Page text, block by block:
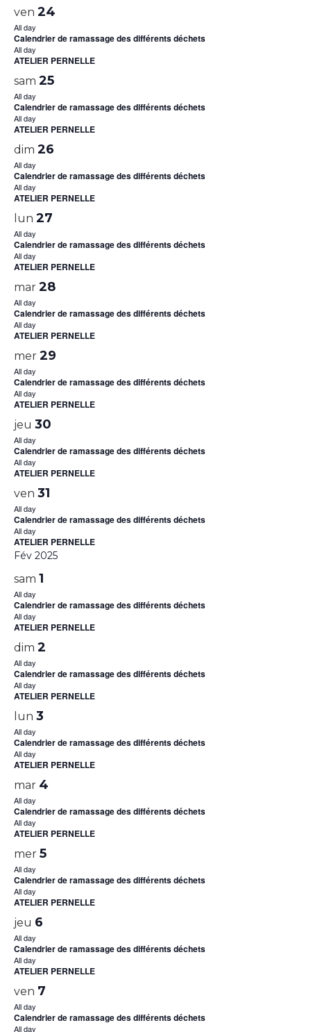
ven 24
All day
Calendrier de ramassage des différents déchets
All day
ATELIER PERNELLE
sam 25
All day
Calendrier de ramassage des différents déchets
All day
ATELIER PERNELLE
dim 26
All day
Calendrier de ramassage des différents déchets
All day
ATELIER PERNELLE
lun 27
All day
Calendrier de ramassage des différents déchets
All day
ATELIER PERNELLE
mar 28
All day
Calendrier de ramassage des différents déchets
All day
ATELIER PERNELLE
mer 29
All day
Calendrier de ramassage des différents déchets
All day
ATELIER PERNELLE
jeu 30
All day
Calendrier de ramassage des différents déchets
All day
ATELIER PERNELLE
ven 31
All day
Calendrier de ramassage des différents déchets
All day
ATELIER PERNELLE
Fév 2025
sam 1
All day
Calendrier de ramassage des différents déchets
All day
ATELIER PERNELLE
dim 2
All day
Calendrier de ramassage des différents déchets
All day
ATELIER PERNELLE
lun 3
All day
Calendrier de ramassage des différents déchets
All day
ATELIER PERNELLE
mar 4
All day
Calendrier de ramassage des différents déchets
All day
ATELIER PERNELLE
mer 5
All day
Calendrier de ramassage des différents déchets
All day
ATELIER PERNELLE
jeu 6
All day
Calendrier de ramassage des différents déchets
All day
ATELIER PERNELLE
ven 7
All day
Calendrier de ramassage des différents déchets
All day